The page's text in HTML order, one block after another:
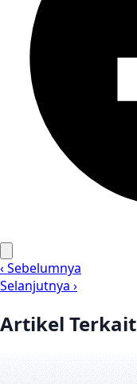
‹ Sebelumnya
Selanjutnya ›
Artikel Terkait